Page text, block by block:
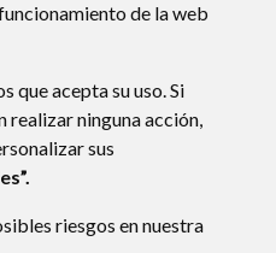
de la web
que acepta su uso. Si
realizar ninguna acción,
sus
riesgos en nuestra